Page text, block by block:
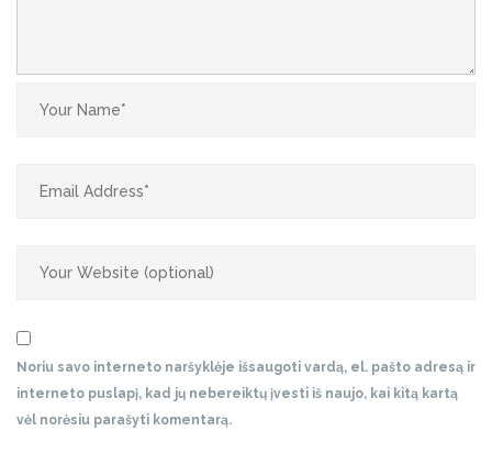
Noriu savo interneto naršyklėje išsaugoti vardą, el. pašto adresą ir
interneto puslapį, kad jų nebereiktų įvesti iš naujo, kai kitą kartą
vėl norėsiu parašyti komentarą.